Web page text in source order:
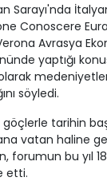
Sarayı'nda
Conoscere
Avrasya
yaptığı
söyledi.
tarihin
vatan haline
forumun bu yıl
etti.